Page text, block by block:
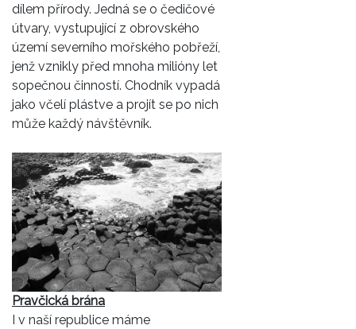
dílem přírody. Jedná se o čedičové
útvary, vystupující z obrovského
území severního mořského pobřeží,
jenž vznikly před mnoha milióny let
sopečnou činností. Chodník vypadá
jako včelí plástve a projít se po nich
může každý návštěvník.
Pravčická brána
I v naší republice máme